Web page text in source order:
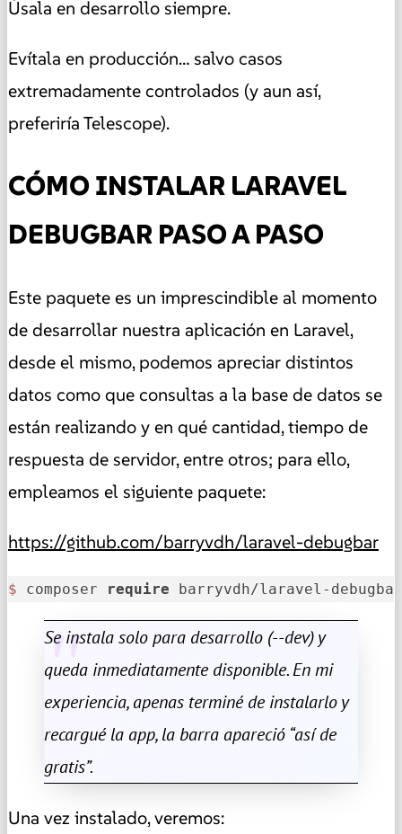
Úsala en desarrollo siempre.
Evítala en producción… salvo casos
extremadamente controlados (y aun así,
preferiría Telescope).
CÓMO INSTALAR LARAVEL
DEBUGBAR PASO A PASO
Este paquete es un imprescindible al momento
de desarrollar nuestra aplicación en Laravel,
desde el mismo, podemos apreciar distintos
datos como que consultas a la base de datos se
están realizando y en qué cantidad, tiempo de
respuesta de servidor, entre otros; para ello,
empleamos el siguiente paquete:
https://github.com/barryvdh/laravel-debugbar
$ composer require barryvdh/laravel-
Se instala solo para desarrollo (--dev) y
queda inmediatamente disponible. En mi
experiencia, apenas terminé de instalarlo y
recargué la app, la barra apareció “así de
gratis”.
Una vez instalado, veremos: